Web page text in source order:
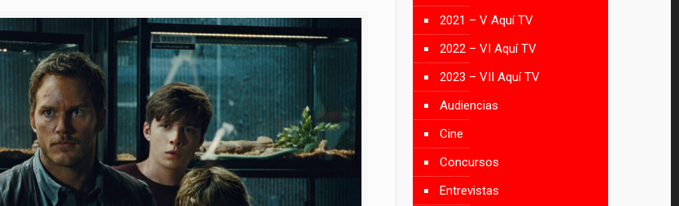
2021 – V Aquí TV
2022 – VI Aquí TV
2023 – VII Aquí TV
Audiencias
Cine
Concursos
Entrevistas